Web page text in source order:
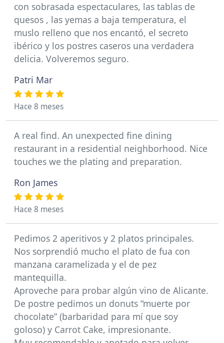
con sobrasada espectaculares, las tablas de
quesos , las yemas a baja temperatura, el
muslo relleno que nos encantó, el secreto
ibérico y los postres caseros una verdadera
delicia. Volveremos seguro.
Patri Mar
Hace 8 meses
A real find. An unexpected fine dining
restaurant in a residential neighborhood. Nice
touches we the plating and preparation.
Ron James
Hace 8 meses
Pedimos 2 aperitivos y 2 platos principales.
Nos sorprendió mucho el plato de fua con
manzana caramelizada y el de pez
mantequilla.
Aproveche para probar algún vino de Alicante.
De postre pedimos un donuts “muerte por
chocolate” (barbaridad para mí que soy
goloso) y Carrot Cake, impresionante.